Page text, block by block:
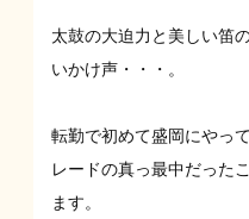
太鼓の大迫力と美しい笛
いかけ声・・・。
転勤で初めて盛岡にやっ
レードの真っ最中だった
ます。